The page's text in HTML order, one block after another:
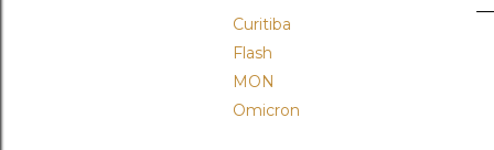
Curitiba
Flash
MON
Omicron